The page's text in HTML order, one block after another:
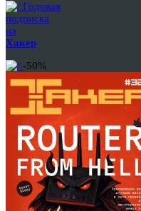
Годовая
подписка
на
Хакер
-50%